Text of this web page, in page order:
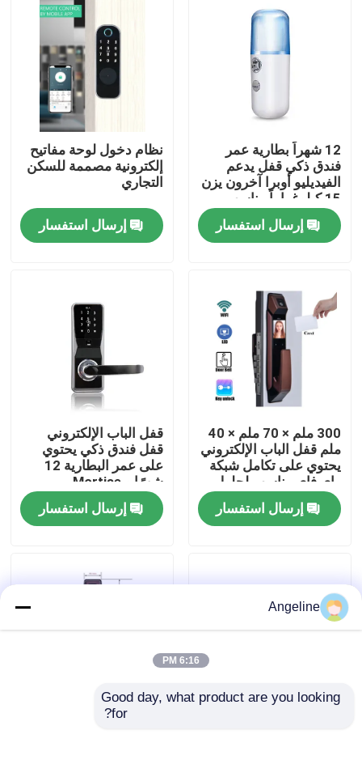
المنزل
المنتجات
فيديوهات
معلومات عنا
جولة في المعمل
أخبار
12 شهراً بطارية عمر
فندق ذكي قفل يدعم
الفيديليو أوبرا آخرون يزن
15 كيلوغراماً مناسب
لحلول أمن الفنادق
إرسال استفسار
نظام دخول لوحة مفاتيح
إلكترونية مصممة للسكن
التجاري
إرسال استفسار
300 ملم × 70 ملم × 40
ملم قفل الباب الإلكتروني
يحتوي على تكامل شبكة
واي فاي مناسب لحلول
الأمن التجارية
إرسال استفسار
قفل الباب الإلكتروني
قفل فندق ذكي يحتوي
على عمر البطارية 12
شهرًا و Mortise
70x95mm 62x95mm
مناسبة لتحكم الوصول
إلى الفندق
إرسال استفسار
Angeline
6:16 PM
Good day, what product are you looking
for?